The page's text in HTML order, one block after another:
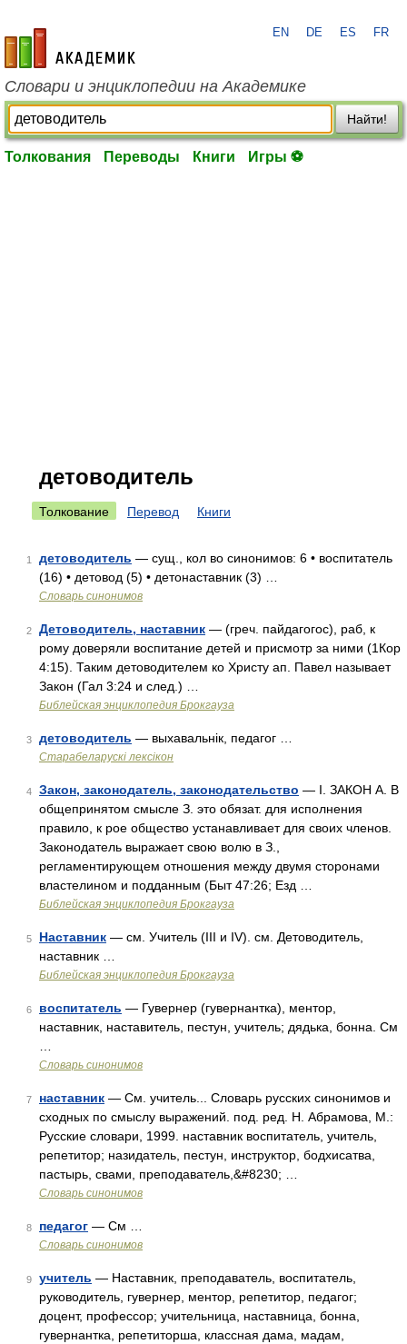
academic.ru
EN DE ES FR
Словари и энциклопедии на Академике
Найти!
Толкования Переводы Книги Игры ⚽
детоводитель
Толкование Перевод Книги
1 детоводитель — сущ., кол во синонимов: 6 • воспитатель
(16) • детовод (5) • детонаставник (3) …
Словарь синонимов
2 Детоводитель, наставник — (греч. пайдагогос), раб, к
рому доверяли воспитание детей и присмотр за ними (1Кор
4:15). Таким детоводителем ко Христу ап. Павел называет
Закон (Гал 3:24 и след.) …
Библейская энциклопедия Брокгауза
3 детоводитель — выхавальнік, педагог …
Старабеларускі лексікон
4 Закон, законодатель, законодательство — I. ЗАКОН А. В
общепринятом смысле З. это обязат. для исполнения
правило, к рое общество устанавливает для своих членов.
Законодатель выражает свою волю в З.,
регламентирующем отношения между двумя сторонами
властелином и подданным (Быт 47:26; Езд …
Библейская энциклопедия Брокгауза
5 Наставник — см. Учитель (III и IV). см. Детоводитель,
наставник …
Библейская энциклопедия Брокгауза
6 воспитатель — Гувернер (гувернантка), ментор,
наставник, наставитель, пестун, учитель; дядька, бонна. См
Словарь синонимов
7 наставник — См. учитель... Словарь русских синонимов и
сходных по смыслу выражений. под. ред. Н. Абрамова, М.:
Русские словари, 1999. наставник воспитатель, учитель,
репетитор; назидатель, пестун, инструктор, бодхисатва,
пастырь, свами, преподаватель,&#8230; …
Словарь синонимов
8 педагог — См …
Словарь синонимов
9 учитель — Наставник, преподаватель, воспитатель,
руководитель, гувернер, ментор, репетитор, педагог;
доцент, профессор; учительница, наставница, бонна,
гувернантка, репетиторша, классная дама, мадам,